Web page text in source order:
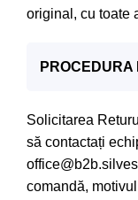
original, cu toate
PROCEDURA
Solicitarea
să contactați
comandă,